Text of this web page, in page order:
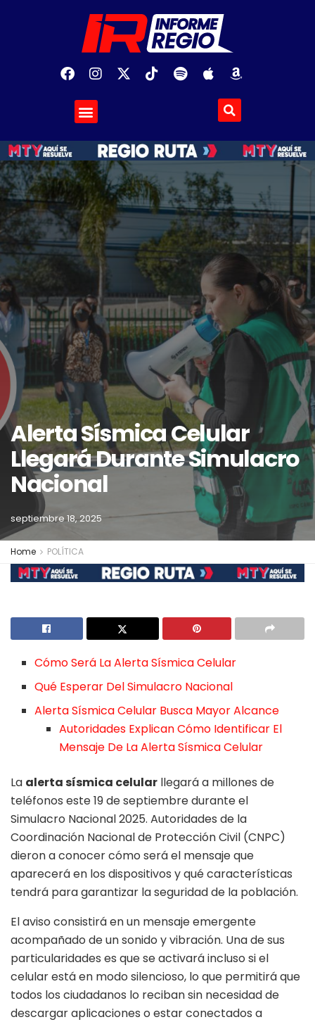
Alerta Sísmica Celular
Llegará Durante Simulacro
Nacional
septiembre 18, 2025
Home POLÍTICA
Cómo Será La Alerta Sísmica Celular
Qué Esperar Del Simulacro Nacional
Alerta Sísmica Celular Busca Mayor Alcance
Autoridades Explican Cómo Identificar El
Mensaje De La Alerta Sísmica Celular
La alerta sísmica celular llegará a millones de
teléfonos este 19 de septiembre durante el
Simulacro Nacional 2025. Autoridades de la
Coordinación Nacional de Protección Civil (CNPC)
dieron a conocer cómo será el mensaje que
aparecerá en los dispositivos y qué características
tendrá para garantizar la seguridad de la población.
El aviso consistirá en un mensaje emergente
acompañado de un sonido y vibración. Una de sus
particularidades es que se activará incluso si el
celular está en modo silencioso, lo que permitirá que
todos los ciudadanos lo reciban sin necesidad de
descargar aplicaciones o estar conectados a